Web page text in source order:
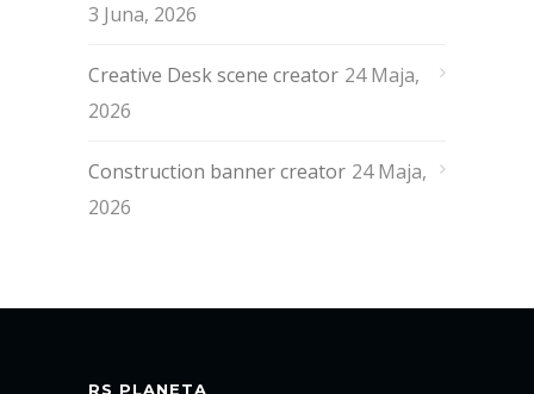
3 Juna, 2026
Creative Desk scene creator 24 Maja,
2026
Construction banner creator 24 Maja,
2026
RS PLANETA